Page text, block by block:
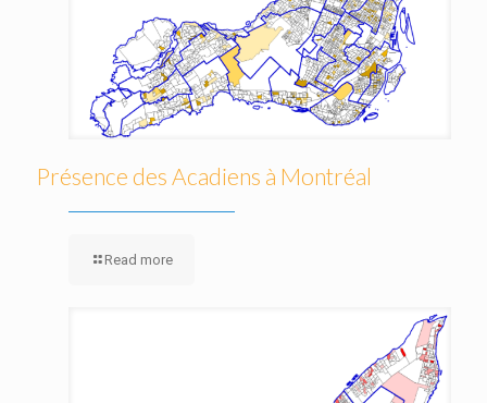
Présence des Acadiens à Montréal
Read more